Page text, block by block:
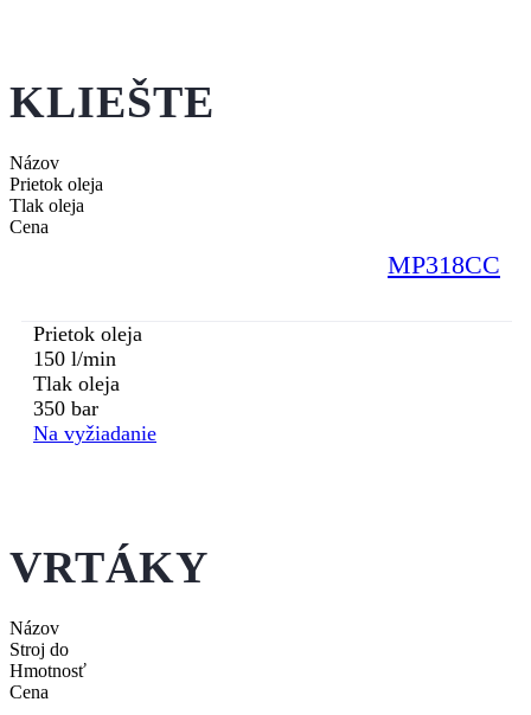
KLIEŠTE
Názov
Prietok oleja
Tlak oleja
Cena
MP318CC
Prietok oleja
150 l/min
Tlak oleja
350 bar
Na vyžiadanie
VRTÁKY
Názov
Stroj do
Hmotnosť
Cena